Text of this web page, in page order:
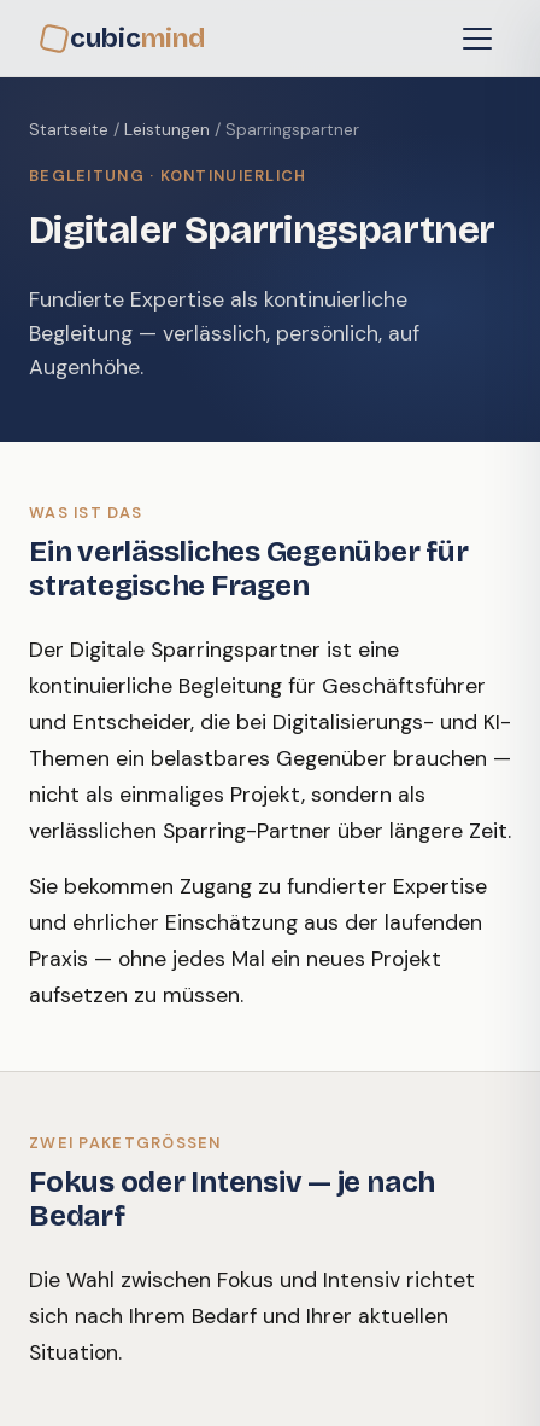
cubicmind
Startseite / Leistungen / Sparringspartner
BEGLEITUNG · KONTINUIERLICH
Digitaler Sparringspartner
Fundierte Expertise als kontinuierliche
Begleitung — verlässlich, persönlich, auf
Augenhöhe.
WAS IST DAS
Ein verlässliches Gegenüber für
strategische Fragen
Der Digitale Sparringspartner ist eine
kontinuierliche Begleitung für Geschäftsführer
und Entscheider, die bei Digitalisierungs- und KI-
Themen ein belastbares Gegenüber brauchen —
nicht als einmaliges Projekt, sondern als
verlässlichen Sparring-Partner über längere Zeit.
Sie bekommen Zugang zu fundierter Expertise
und ehrlicher Einschätzung aus der laufenden
Praxis — ohne jedes Mal ein neues Projekt
aufsetzen zu müssen.
ZWEI PAKETGRÖSSEN
Fokus oder Intensiv — je nach
Bedarf
Die Wahl zwischen Fokus und Intensiv richtet
sich nach Ihrem Bedarf und Ihrer aktuellen
Situation.